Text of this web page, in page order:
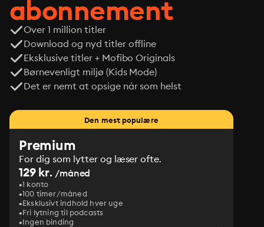
abonnement
Over 1 million titler
Download og nyd titler offline
Eksklusive titler + Mofibo Originals
Børnevenligt miljø (Kids Mode)
Det er nemt at opsige når som helst
Den mest populære
Premium
For dig som lytter og læser ofte.
129 kr. /måned
1 konto
100 timer/måned
Eksklusivt indhold hver uge
Fri lytning til podcasts
Ingen binding